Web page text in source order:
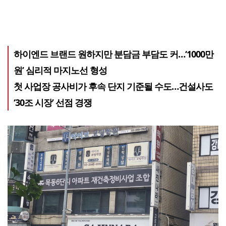
하이엔드 브랜드 원하지만 분담금 부담도 커…‘1000만
원’ 심리적 마지노선 형성
첫 사업장 공사비가 후속 단지 기준될 수도…건설사도
‘30조 시장’ 선점 경쟁